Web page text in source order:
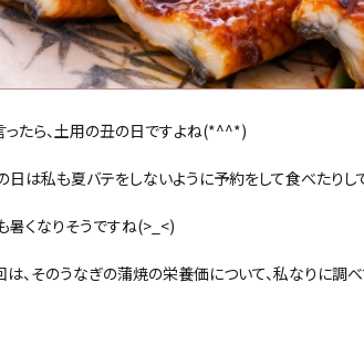
ったら、土用の丑の日ですよね(*^^*)
日は私も夏バテをしないように予約をして食べたりし
暑くなりそうですね(>_<)
は、そのうなぎの蒲焼の栄養価について、私なりに調べ